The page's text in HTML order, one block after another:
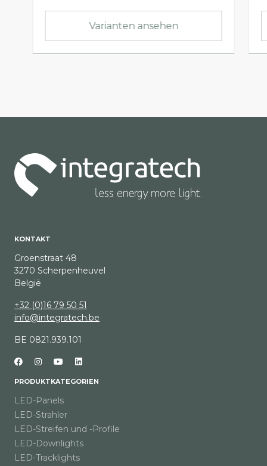
Varianten ansehen
KONTAKT
Groenstraat 48
3270 Scherpenheuvel
België
+32 (0)16 79 50 51
info@integratech.be
BE 0821.939.101
PRODUKTKATEGORIEN
LED-Panels
LED-Strahler
LED-Streifen und -Profile
LED-Downlights
LED-Tracklights